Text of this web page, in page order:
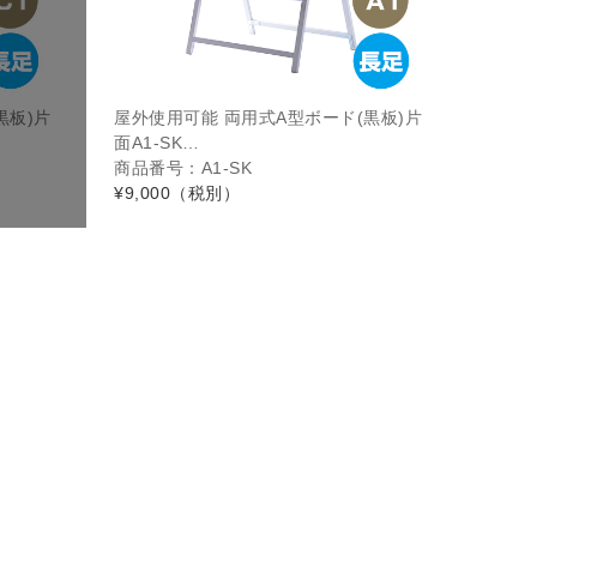
板)片
屋外使用可能 両用式A型ボード(黒板)片
面A1-SK…
商品番号：A1-SK
¥9,000 （税別）